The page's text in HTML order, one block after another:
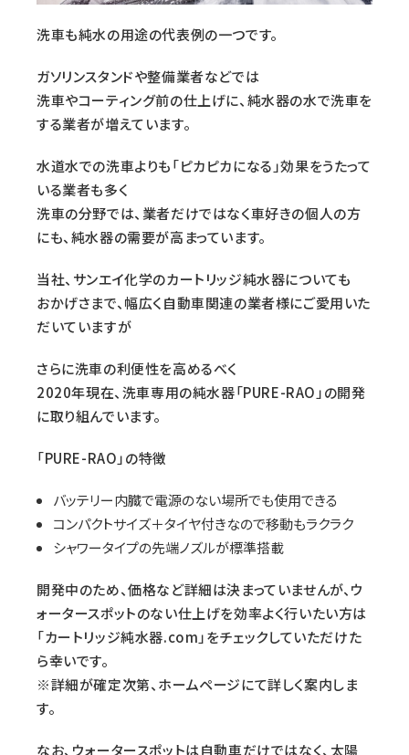
洗車も純水の用途の代表例の一つです。
ガソリンスタンドや整備業者などでは
洗車やコーティング前の仕上げに、純水器の水で洗車を
する業者が増えています。
水道水での洗車よりも「ピカピカになる」効果をうたって
いる業者も多く
洗車の分野では、業者だけではなく車好きの個人の方
にも、純水器の需要が高まっています。
当社、サンエイ化学のカートリッジ純水器についても
おかげさまで、幅広く自動車関連の業者様にご愛用いた
だいていますが
さらに洗車の利便性を高めるべく
2020年現在、洗車専用の純水器「PURE-RAO」の開発
に取り組んでいます。
「PURE-RAO」の特徴
バッテリー内臓で電源のない場所でも使用できる
コンパクトサイズ＋タイヤ付きなので移動もラクラク
シャワータイプの先端ノズルが標準搭載
開発中のため、価格など詳細は決まっていませんが、ウ
ォータースポットのない仕上げを効率よく行いたい方は
「カートリッジ純水器.com」をチェックしていただけた
ら幸いです。
※詳細が確定次第、ホームページにて詳しく案内しま
す。
なお、ウォータースポットは自動車だけではなく、太陽